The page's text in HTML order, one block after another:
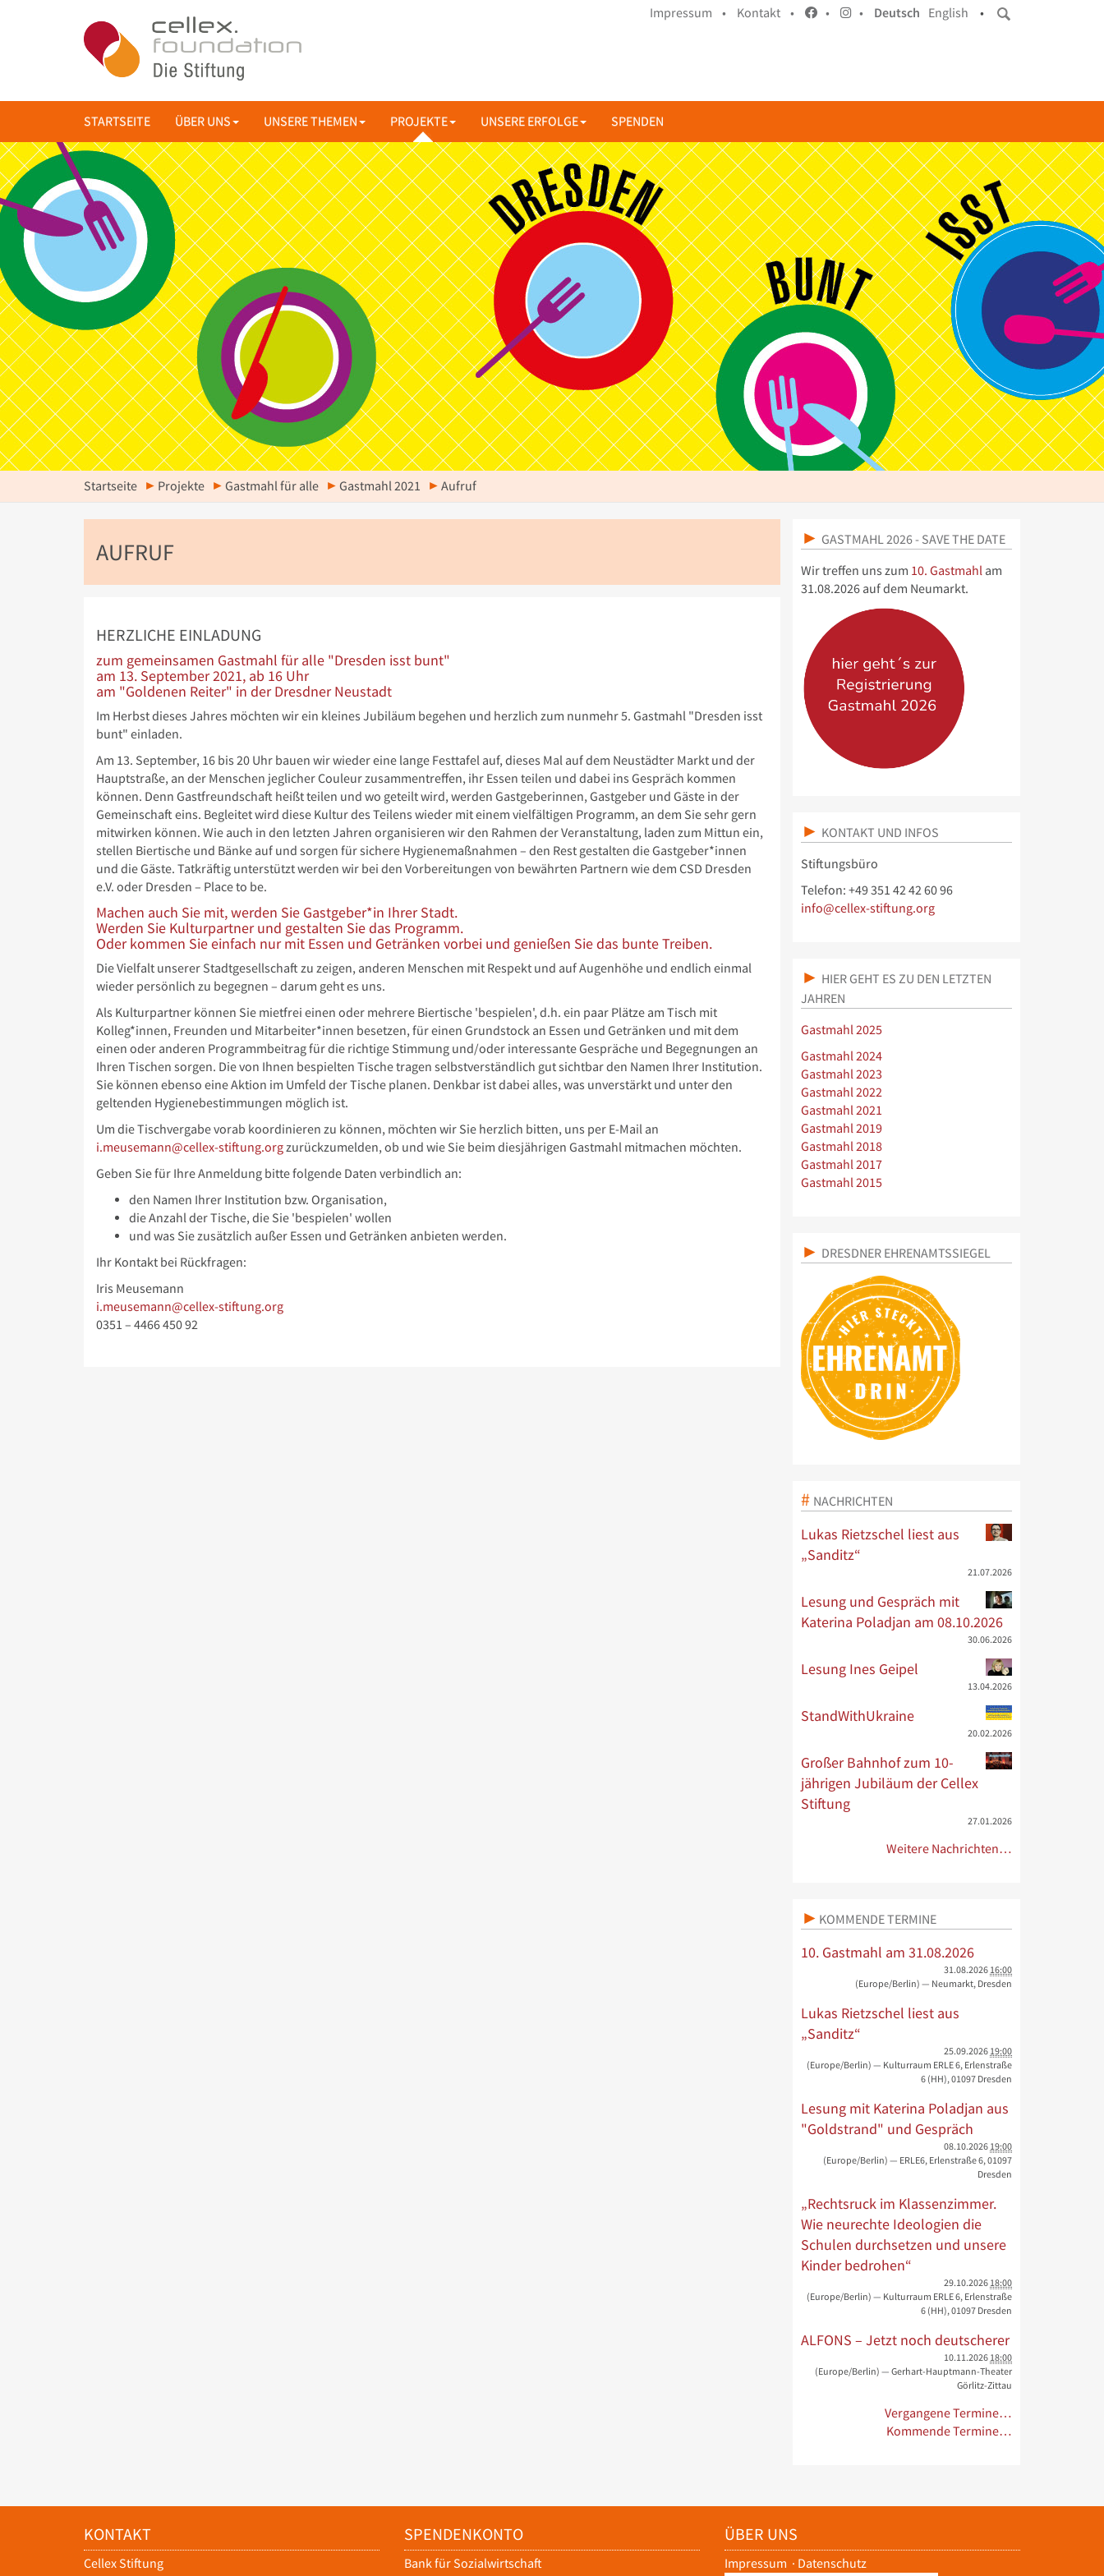
Impressum • Kontakt • • • Deutsch English •
STARTSEITE ÜBER UNS UNSERE THEMEN PROJEKTE UNSERE ERFOLGE SPENDEN
Startseite Projekte Gastmahl für alle Gastmahl 2021 Aufruf
AUFRUF
HERZLICHE EINLADUNG
zum gemeinsamen Gastmahl für alle "Dresden isst bunt"
am 13. September 2021, ab 16 Uhr
am "Goldenen Reiter" in der Dresdner Neustadt
Im Herbst dieses Jahres möchten wir ein kleines Jubiläum begehen und herzlich zum nunmehr 5. Gastmahl "Dresden isst
bunt" einladen.
Am 13. September, 16 bis 20 Uhr bauen wir wieder eine lange Festtafel auf, dieses Mal auf dem Neustädter Markt und der
Hauptstraße, an der Menschen jeglicher Couleur zusammentreffen, ihr Essen teilen und dabei ins Gespräch kommen
können. Denn Gastfreundschaft heißt teilen und wo geteilt wird, werden Gastgeberinnen, Gastgeber und Gäste in der
Gemeinschaft eins. Begleitet wird diese Kultur des Teilens wieder mit einem vielfältigen Programm, an dem Sie sehr gern
mitwirken können. Wie auch in den letzten Jahren organisieren wir den Rahmen der Veranstaltung, laden zum Mittun ein,
stellen Biertische und Bänke auf und sorgen für sichere Hygienemaßnahmen – den Rest gestalten die Gastgeber*innen
und die Gäste. Tatkräftig unterstützt werden wir bei den Vorbereitungen von bewährten Partnern wie dem CSD Dresden
e.V. oder Dresden – Place to be.
Machen auch Sie mit, werden Sie Gastgeber*in Ihrer Stadt.
Werden Sie Kulturpartner und gestalten Sie das Programm.
Oder kommen Sie einfach nur mit Essen und Getränken vorbei und genießen Sie das bunte Treiben.
Die Vielfalt unserer Stadtgesellschaft zu zeigen, anderen Menschen mit Respekt und auf Augenhöhe und endlich einmal
wieder persönlich zu begegnen – darum geht es uns.
Als Kulturpartner können Sie mietfrei einen oder mehrere Biertische 'bespielen', d.h. ein paar Plätze am Tisch mit
Kolleg*innen, Freunden und Mitarbeiter*innen besetzen, für einen Grundstock an Essen und Getränken und mit dem
einen oder anderen Programmbeitrag für die richtige Stimmung und/oder interessante Gespräche und Begegnungen an
Ihren Tischen sorgen. Die von Ihnen bespielten Tische tragen selbstverständlich gut sichtbar den Namen Ihrer Institution.
Sie können ebenso eine Aktion im Umfeld der Tische planen. Denkbar ist dabei alles, was unverstärkt und unter den
geltenden Hygienebestimmungen möglich ist.
Um die Tischvergabe vorab koordinieren zu können, möchten wir Sie herzlich bitten, uns per E-Mail an
i.meusemann@cellex-stiftung.orgzurückzumelden, ob und wie Sie beim diesjährigen Gastmahl mitmachen möchten.
Geben Sie für Ihre Anmeldung bitte folgende Daten verbindlich an:
den Namen Ihrer Institution bzw. Organisation,
die Anzahl der Tische, die Sie 'bespielen' wollen
und was Sie zusätzlich außer Essen und Getränken anbieten werden.
Ihr Kontakt bei Rückfragen:
Iris Meusemann
i.meusemann@cellex-stiftung.org
0351 – 4466 450 92
GASTMAHL 2026 - SAVE THE DATE
Wir treffen uns zum 10. Gastmahlam
31.08.2026 auf dem Neumarkt.
KONTAKT UND INFOS
Stiftungsbüro
Telefon: +49 351 42 42 60 96
info@cellex-stiftung.org
HIER GEHT ES ZU DEN LETZTEN
JAHREN
Gastmahl 2025
Gastmahl 2024
Gastmahl 2023
Gastmahl 2022
Gastmahl 2021
Gastmahl 2019
Gastmahl 2018
Gastmahl 2017
Gastmahl 2015
DRESDNER EHRENAMTSSIEGEL
NACHRICHTEN
Lukas Rietzschel liest aus
„Sanditz“
21.07.2026
Lesung und Gespräch mit
Katerina Poladjan am 08.10.2026
30.06.2026
Lesung Ines Geipel
13.04.2026
StandWithUkraine
20.02.2026
Großer Bahnhof zum 10-
jährigen Jubiläum der Cellex
Stiftung
27.01.2026
Weitere Nachrichten…
KOMMENDE TERMINE
10. Gastmahl am 31.08.2026
31.08.2026 16:00
(Europe/Berlin) — Neumarkt, Dresden
Lukas Rietzschel liest aus
„Sanditz“
25.09.2026 19:00
(Europe/Berlin) — Kulturraum ERLE 6, Erlenstraße
6 (HH), 01097 Dresden
Lesung mit Katerina Poladjan aus
"Goldstrand" und Gespräch
08.10.2026 19:00
(Europe/Berlin) — ERLE6, Erlenstraße 6, 01097
Dresden
„Rechtsruck im Klassenzimmer.
Wie neurechte Ideologien die
Schulen durchsetzen und unsere
Kinder bedrohen“
29.10.2026 18:00
(Europe/Berlin) — Kulturraum ERLE 6, Erlenstraße
6 (HH), 01097 Dresden
ALFONS – Jetzt noch deutscherer
10.11.2026 18:00
(Europe/Berlin) — Gerhart-Hauptmann-Theater
Görlitz-Zittau
Vergangene Termine…
Kommende Termine…
KONTAKT
Cellex Stiftung
SPENDENKONTO
Bank für Sozialwirtschaft
ÜBER UNS
Impressum · Datenschutz